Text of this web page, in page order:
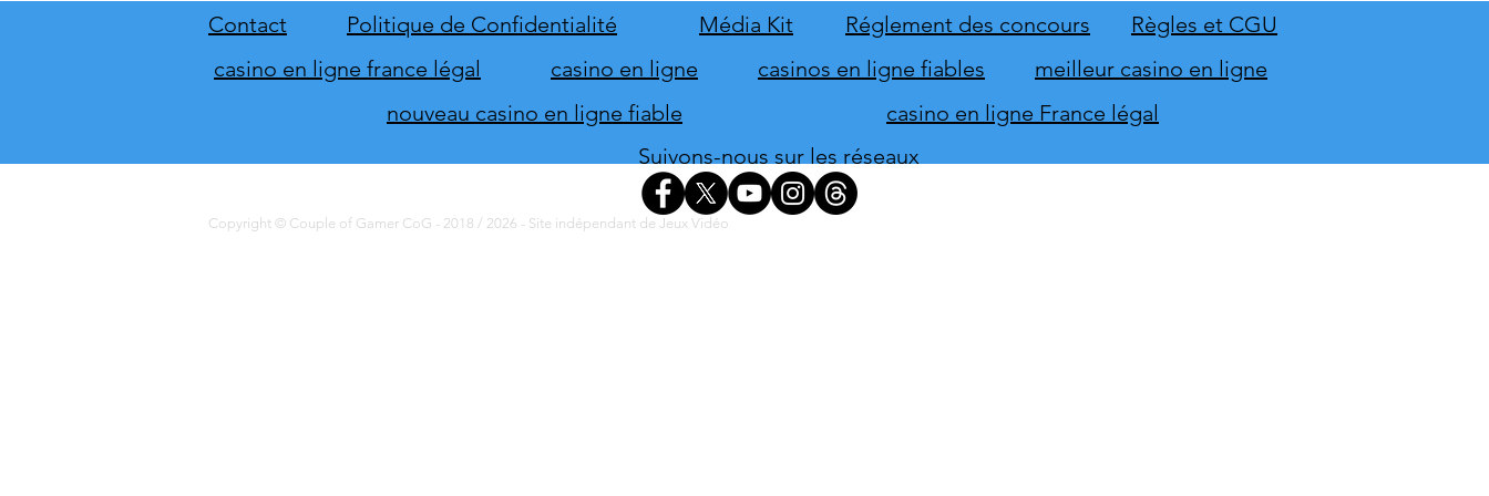
du direct de THQ Nordic
lancement
novembre
Contact Politique de Confidentialité Média Kit Règles et CGU
Réglement des concours
casino en ligne france légal
meilleur casino en ligne
casino en ligne
casinos en ligne fiables
nouveau casino en ligne fiable
casino en ligne France légal
Suivons-nous sur les réseaux
Copyright © Couple of Gamer CoG - 2018 / 2026 - Site indépendant de Jeux Vidéo